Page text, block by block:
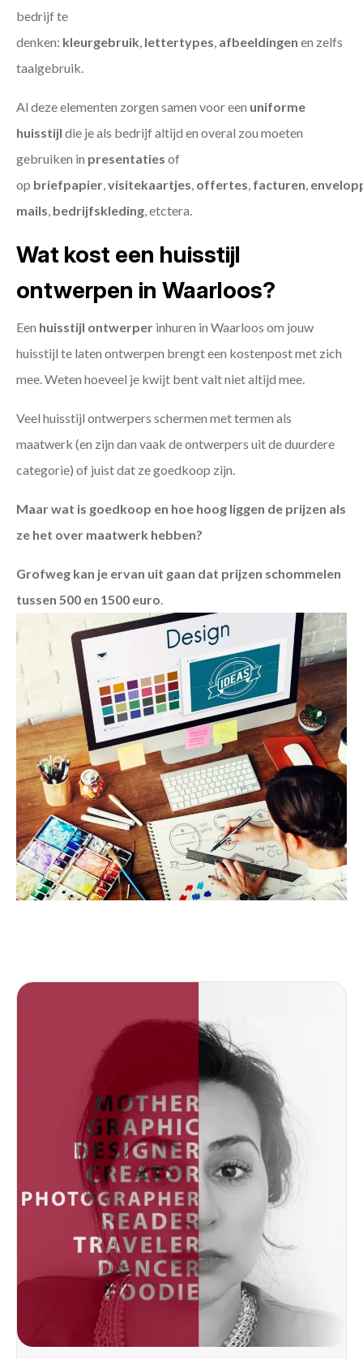
bedrijf te
denken: kleurgebruik, lettertypes, afbeeldingen en zelfs
taalgebruik.
Al deze elementen zorgen samen voor een uniforme
huisstijl die je als bedrijf altijd en overal zou moeten
gebruiken in presentaties of
op briefpapier,visitekaartjes, offertes, facturen,
mails, bedrijfskleding, etctera.
Wat kost een huisstijl
ontwerpen in Waarloos?
Een huisstijl ontwerper inhuren in Waarloos om jouw
huisstijl te laten ontwerpen brengt een kostenpost met zich
mee. Weten hoeveel je kwijt bent valt niet altijd mee.
Veel huisstijl ontwerpers schermen met termen als
maatwerk (en zijn dan vaak de ontwerpers uit de duurdere
categorie) of juist dat ze goedkoop zijn.
Maar wat is goedkoop en hoe hoog liggen de prijzen als
ze het over maatwerk hebben?
Grofweg kan je ervan uit gaan dat prijzen schommelen
tussen 500 en 1500 euro.